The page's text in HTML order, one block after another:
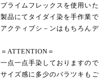
プライムフレックスを使用い
製品にてタイダイ染を手作業で
アクティブシ－ンはもちろん
＝ATTENTION＝
一点一点手染しておりますの
サイズ感に多少のバラツキもご